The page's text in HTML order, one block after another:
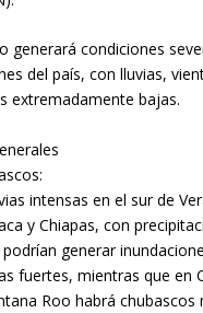
generará condiciones
del país, con lluvias,
extremadamente bajas.
intensas en el sur de
y Chiapas, con
generar
fuertes, mientras que en
Roo habrá chubascos